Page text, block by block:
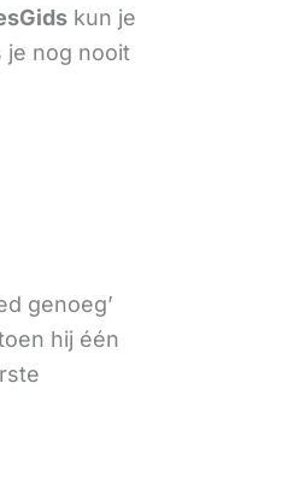
kun je
je nog nooit
genoeg’
hij één